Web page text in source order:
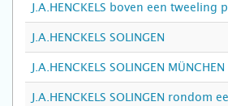
J.A.HENCKELS boven een tweeling
J.A.HENCKELS SOLINGEN
J.A.HENCKELS SOLINGEN MÜNCHEN
J.A.HENCKELS SOLINGEN rondom